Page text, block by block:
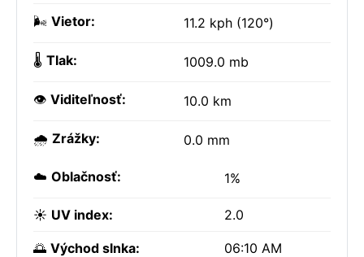
🌬️ Vietor: 11.2 kph (120°)
🌡️ Tlak: 1009.0 mb
👁️ Viditeľnosť: 10.0 km
🌧️ Zrážky: 0.0 mm
☁️ Oblačnosť: 1%
☀️ UV index: 2.0
🌅 Východ slnka: 06:10 AM